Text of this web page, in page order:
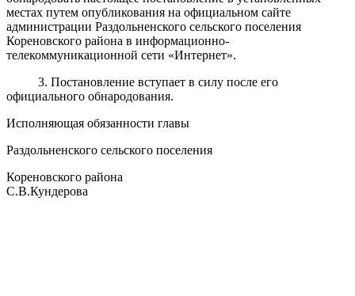
местах путем опубликования на официальном сайте
администрации Раздольненского сельского поселения
Кореновского района в информационно-
телекоммуникационной сети «Интернет».
3. Постановление вступает в силу после его
официального обнародования.
Исполняющая обязанности главы
Раздольненского сельского поселения
Кореновского района
С.В.Кундерова